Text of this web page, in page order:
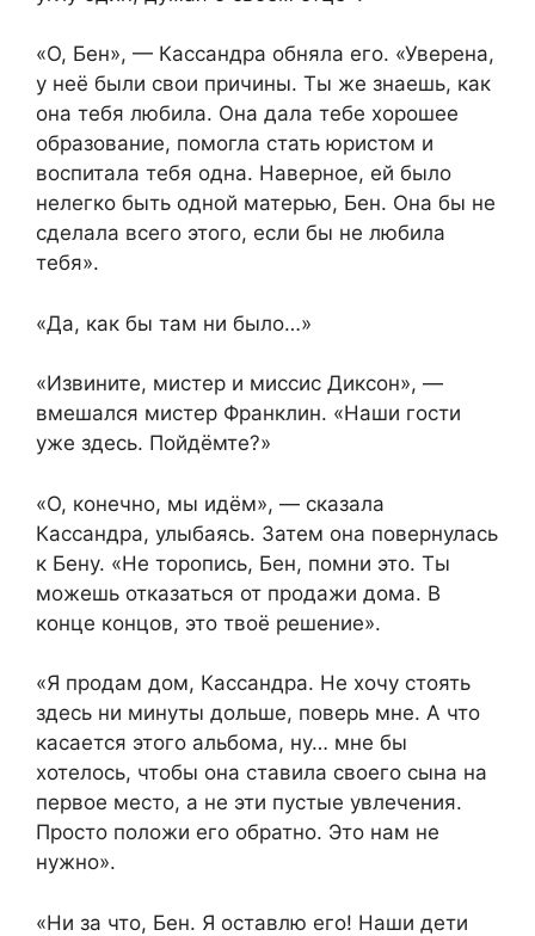
«О, Бен», — Кассандра обняла его. «Уверена,
у неё были свои причины. Ты же знаешь, как
она тебя любила. Она дала тебе хорошее
образование, помогла стать юристом и
воспитала тебя одна. Наверное, ей было
нелегко быть одной матерью, Бен. Она бы не
сделала всего этого, если бы не любила
тебя».
«Да, как бы там ни было…»
«Извините, мистер и миссис Диксон», —
вмешался мистер Франклин. «Наши гости
уже здесь. Пойдёмте?»
«О, конечно, мы идём», — сказала
Кассандра, улыбаясь. Затем она повернулась
к Бену. «Не торопись, Бен, помни это. Ты
можешь отказаться от продажи дома. В
конце концов, это твоё решение».
«Я продам дом, Кассандра. Не хочу стоять
здесь ни минуты дольше, поверь мне. А что
касается этого альбома, ну… мне бы
хотелось, чтобы она ставила своего сына на
первое место, а не эти пустые увлечения.
Просто положи его обратно. Это нам не
нужно».
«Ни за что, Бен. Я оставлю его! Наши дети